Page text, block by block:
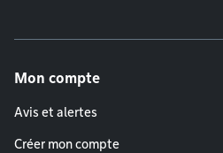
Mon compte
Avis et alertes
Créer mon compte